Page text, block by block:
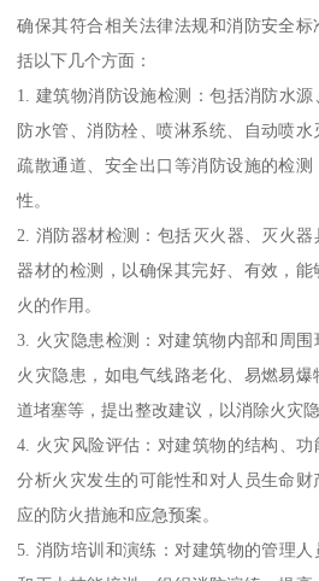
确保其符合相关法律法规和消防安全
括以下几个方面：
1. 建筑物消防设施检测：包括消防水
防水管、消防栓、喷淋系统、自动喷水
疏散通道、安全出口等消防设施的检
性。
2. 消防器材检测：包括灭火器、灭火
器材的检测，以确保其完好、有效，
火的作用。
3. 火灾隐患检测：对建筑物内部和周
火灾隐患，如电气线路老化、易燃易
道堵塞等，提出整改建议，以消除火灾隐
4. 火灾风险评估：对建筑物的结构、功
分析火灾发生的可能性和对人员生命
应的防火措施和应急预案。
5. 消防培训和演练：对建筑物的管理